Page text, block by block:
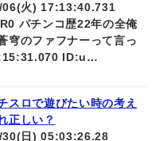
火) 17:13:40.731
パチンコ歴22年の全俺
穹のファフナーって言っ
ID:u…
スロで遊びたい時の考え
正しい？
日) 05:03:26.28